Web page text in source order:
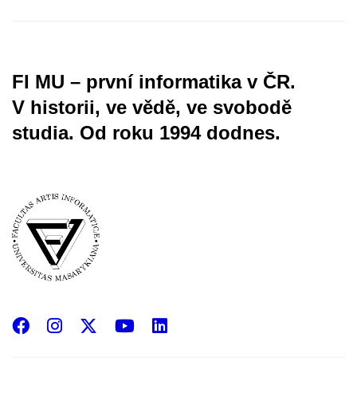
FI MU – první informatika v ČR.
V historii, ve vědě, ve svobodě
studia. Od roku 1994 dodnes.
Facebook
InstagramYouTube